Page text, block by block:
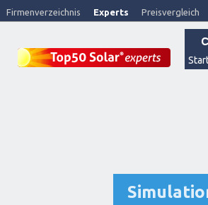
Firmenverzeichnis Experts Preisvergleich